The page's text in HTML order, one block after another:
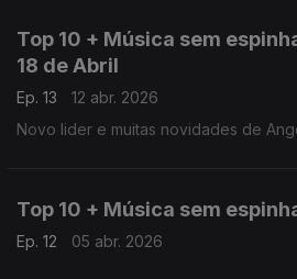
Top 10 + Música sem
18 de Abril
Ep. 13
12 abr. 2026
Novo lider e muitas novidades de
Top 10 + Música sem
Ep. 12 05 abr. 2026